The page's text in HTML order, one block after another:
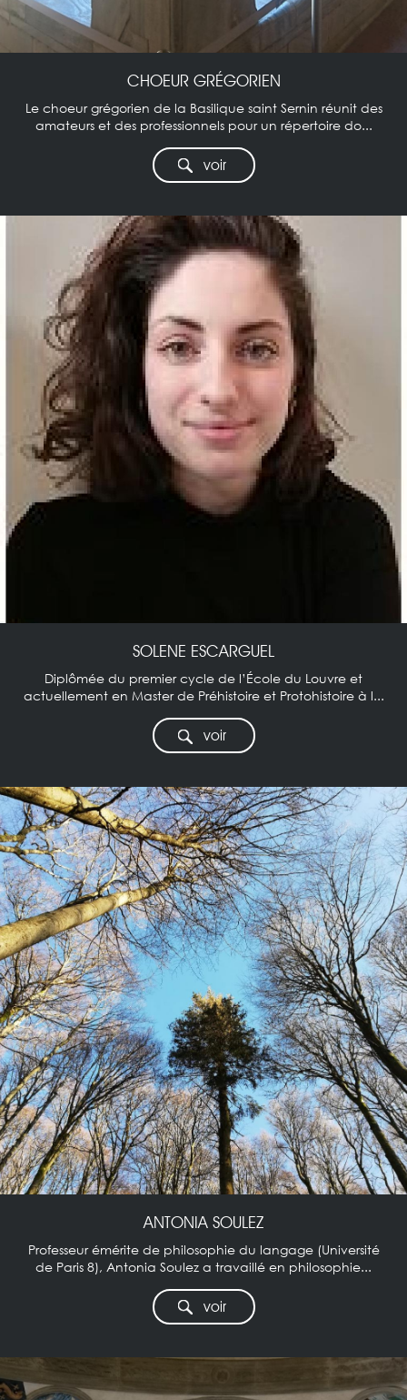
CHOEUR GRÉGORIEN
Le choeur grégorien de la Basilique saint Sernin réunit des
amateurs et des professionnels pour un répertoire do...
voir
SOLENE ESCARGUEL
Diplômée du premier cycle de l’École du Louvre et
actuellement en Master de Préhistoire et Protohistoire à l...
voir
ANTONIA SOULEZ
Professeur émérite de philosophie du langage (Université
de Paris 8), Antonia Soulez a travaillé en philosophie...
voir